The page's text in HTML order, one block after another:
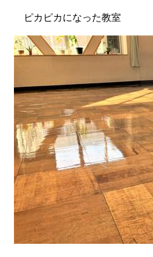
ピカピカになった教室